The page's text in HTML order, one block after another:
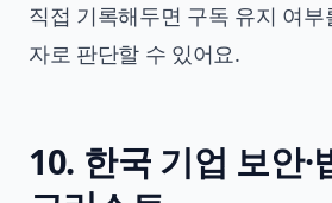
직접 기록해두면 구독 유지 여
자로 판단할 수 있어요.
10. 한국 기업 보안·